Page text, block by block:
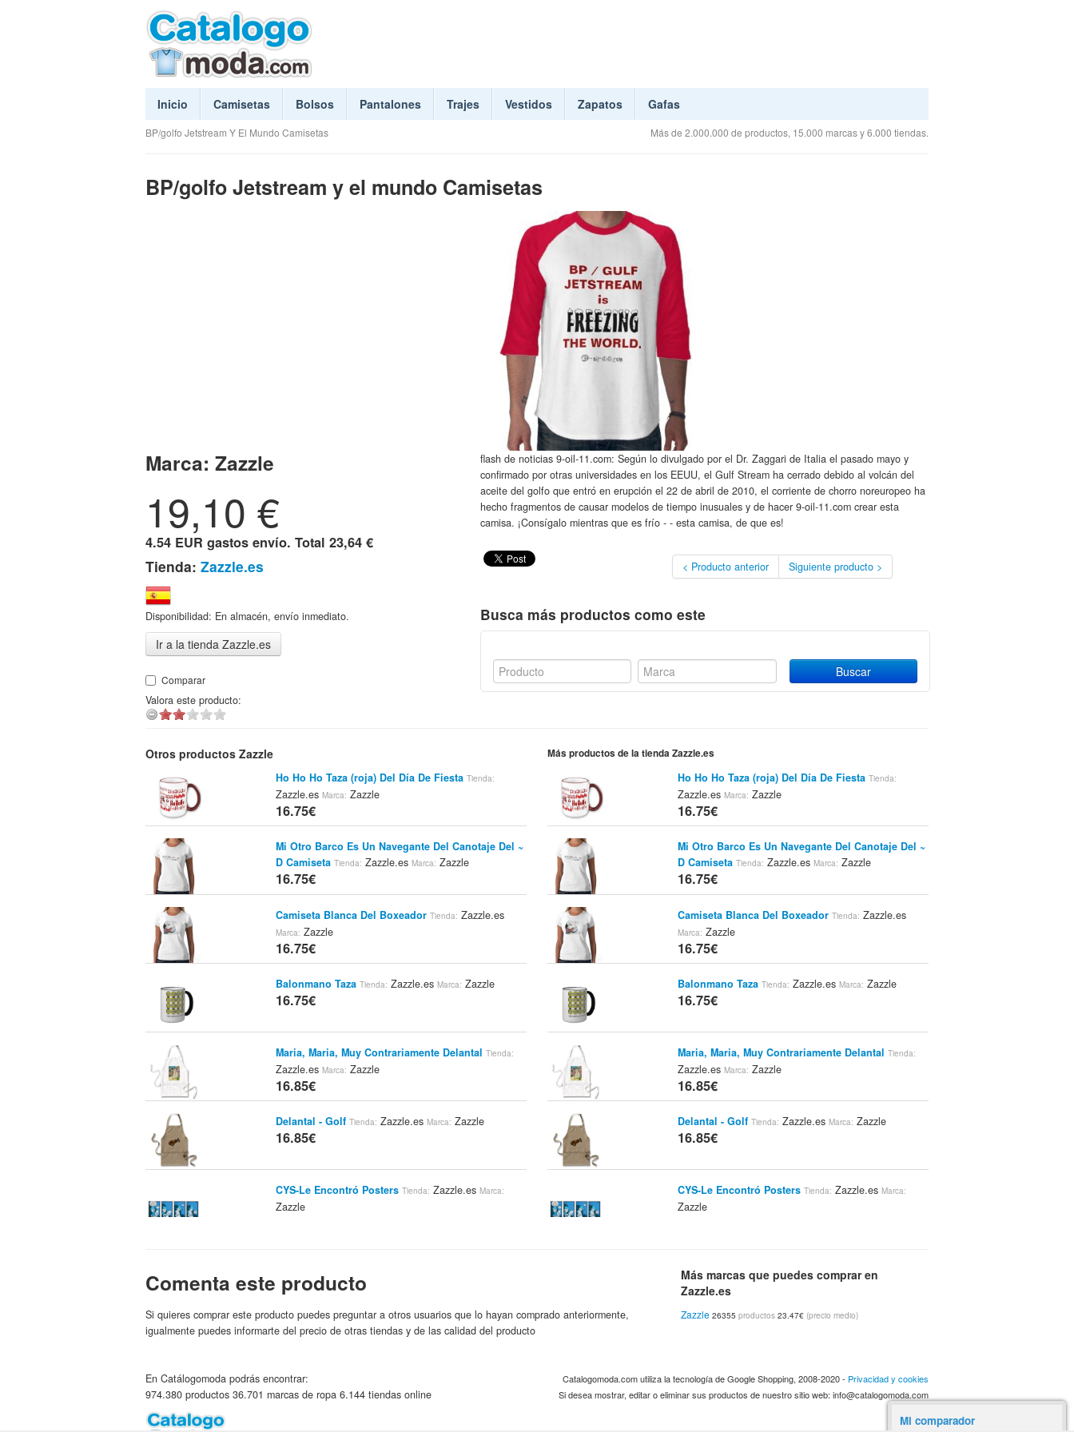
Inicio Camisetas Bolsos Pantalones Trajes Vestidos Zapatos Gafas
BP/golfo Jetstream Y El Mundo Camisetas Más de 2.000.000 de productos, 15.000 marcas y 6.000 tiendas.
BP/golfo Jetstream y el mundo Camisetas
Marca: Zazzle
19,10 €
4.54 EUR gastos envío. Total 23,64 €
Tienda: Zazzle.es
Disponibilidad: En almacén, envío inmediato.
Ir a la tienda Zazzle.es
Comparar
Valora este producto:
flash de noticias 9-oil-11.com: Según lo divulgado por el Dr. Zaggari de Italia el pasado mayo y
confirmado por otras universidades en los EEUU, el Gulf Stream ha cerrado debido al volcán del
aceite del golfo que entró en erupción el 22 de abril de 2010, el corriente de chorro noreuropeo ha
hecho fragmentos de causar modelos de tiempo inusuales y de hacer 9-oil-11.com crear esta
camisa. ¡Consígalo mientras que es frío - - esta camisa, de que es!
< Producto anterior Siguiente producto >
Busca más productos como este
Otros productos Zazzle
Ho Ho Ho Taza (roja) Del Día De Fiesta Tienda:
Zazzle.esMarca: Zazzle
16.75€
Mi Otro Barco Es Un Navegante Del Canotaje Del ~
D Camiseta Tienda: Zazzle.esMarca: Zazzle
16.75€
Camiseta Blanca Del Boxeador Tienda: Zazzle.es
Marca: Zazzle
16.75€
Balonmano Taza Tienda: Zazzle.esMarca: Zazzle
16.75€
Maria, Maria, Muy Contrariamente Delantal Tienda:
Zazzle.esMarca: Zazzle
16.85€
Delantal - Golf Tienda: Zazzle.esMarca: Zazzle
16.85€
CYS-Le Encontró Posters Tienda: Zazzle.esMarca:
Zazzle
Fútbol 2012 Del Irlandés Del Fútbol 2012 De Irland
Delantal De Los ángeles De Momma
Más productos de la tienda Zazzle.es
Ho Ho Ho Taza (roja) Del Día De Fiesta Tienda:
Zazzle.es Marca: Zazzle
16.75€
Mi Otro Barco Es Un Navegante Del Canotaje Del ~
D Camiseta Tienda: Zazzle.es Marca: Zazzle
16.75€
Camiseta Blanca Del Boxeador Tienda: Zazzle.es
Marca: Zazzle
16.75€
Balonmano Taza Tienda: Zazzle.es Marca: Zazzle
16.75€
Maria, Maria, Muy Contrariamente Delantal Tienda:
Zazzle.es Marca: Zazzle
16.85€
Delantal - Golf Tienda: Zazzle.es Marca: Zazzle
16.85€
CYS-Le Encontró Posters Tienda: Zazzle.es Marca:
Zazzle
16.85€
Delantal De Los ángeles De Momma Tienda:
Comenta este producto
Si quieres comprar este producto puedes preguntar a otros usuarios que lo hayan comprado anteriormente,
igualmente puedes informarte del precio de otras tiendas y de las calidad del producto
Más marcas que puedes comprar en
Zazzle.es
Zazzle 26355productos 23.47€ (precio medio)
En Catálogomoda podrás encontrar:
974.380 productos 36.701 marcas de ropa 6.144 tiendas online
Catalogomoda.com utiliza la tecnología de Google Shopping, 2008-2020 - Privacidad y cookies
Si desea mostrar, editar o eliminar sus productos de nuestro sitio web: info@catalogomoda.com
Mi comparador